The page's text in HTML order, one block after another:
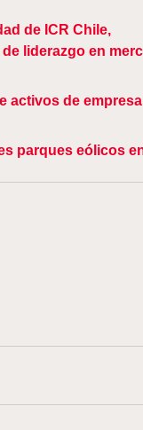
de ICR Chile,
liderazgo en
activos de
parques eólicos